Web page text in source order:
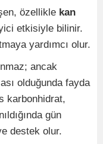
özellikle kan
etkisiyle bilinir.
yardımcı olur.
ancak
olduğunda fayda
karbonhidrat,
gün
destek olur.